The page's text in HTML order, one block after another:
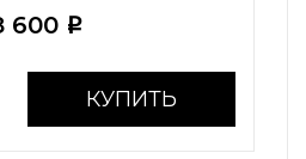
600 i
КУПИТЬ